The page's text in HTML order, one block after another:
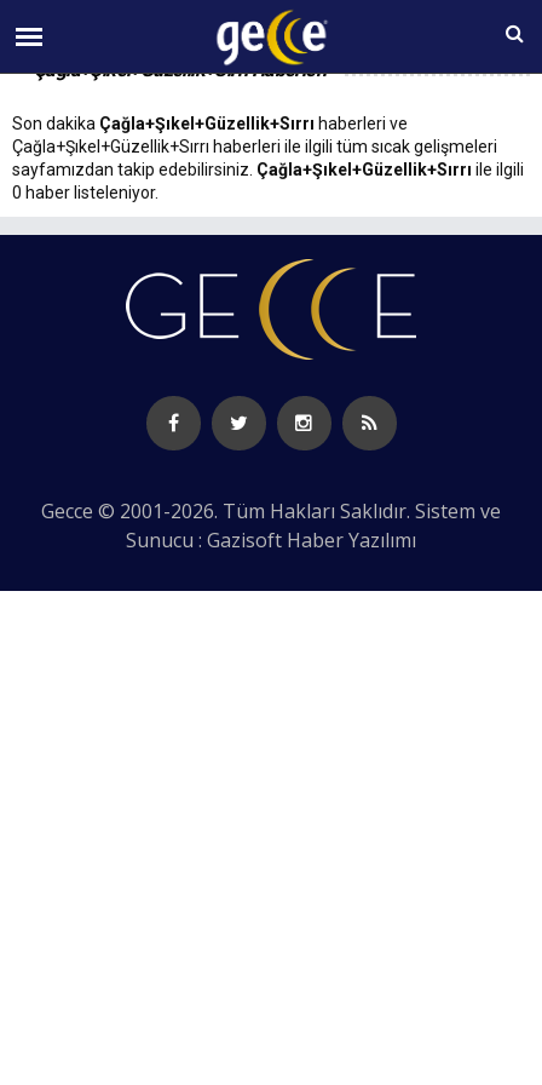
09 AĞUSTOS Pazar 10:13
Çağla+Şıkel+Güzellik+Sırrı Haberleri
Son dakika Çağla+Şıkel+Güzellik+Sırrı haberleri ve
Çağla+Şıkel+Güzellik+Sırrı haberleri ile ilgili tüm sıcak gelişmeleri
sayfamızdan takip edebilirsiniz. Çağla+Şıkel+Güzellik+Sırrı ile ilgili
0 haber listeleniyor.
Gecce © 2001-2026. Tüm Hakları Saklıdır. Sistem ve
Sunucu : Gazisoft Haber Yazılımı